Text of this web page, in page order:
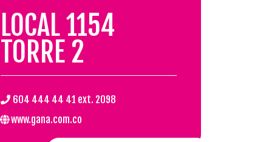
LOCAL 1154
TORRE 2
604 444 44 41 ext. 2098
www.gana.com.co